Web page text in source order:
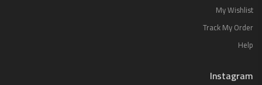
My Wishlist
Track My Order
Help
Instagram